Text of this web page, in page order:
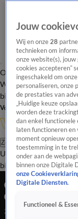
Overzicht Onze
Wandelgangen
bijwonenPodcastShop
Volg Vandaag Inside
Zoeken
Uitzendingen
bijwonen
Ouders Eloy
Curaçao-keeper
22 juni 2026, 09:08
Jouw
Wij en onze28
technieken om
onze website(s),
cookies accepteren”
ingeschakeld om
personaliseren, onze
de prestaties van
„Huidige keuze
worden deze
dan enkel functionele
laten functioneren
moment opnieuw
toestemming in te
onder aan de
binnen onze Digitale
onze
Digitale Diensten.
Functioneel &